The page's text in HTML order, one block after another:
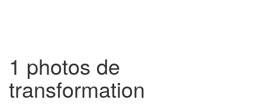
1 photos de
transformation